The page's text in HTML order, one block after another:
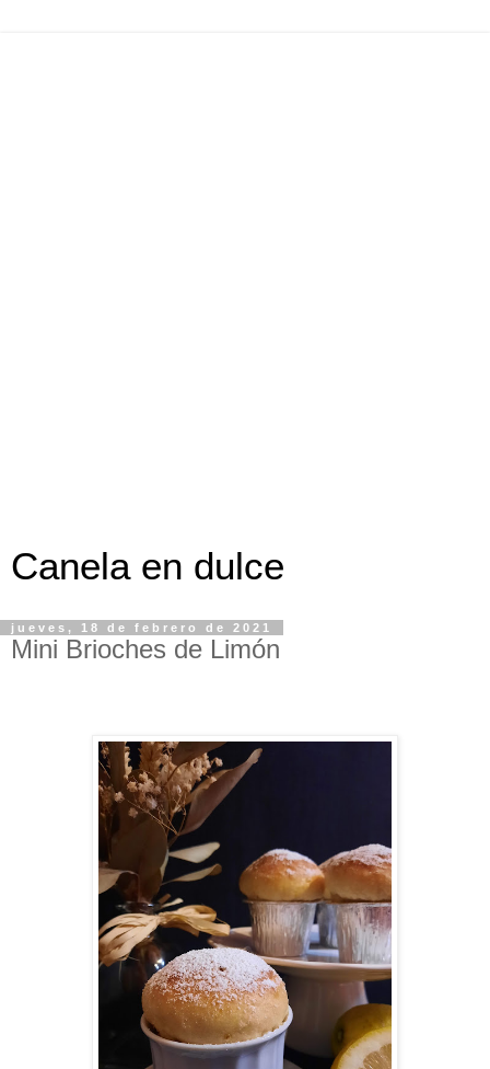
Canela en dulce
jueves, 18 de febrero de 2021
Mini Brioches de Limón